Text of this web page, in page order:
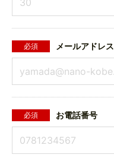
メールアドレス
必須
お電話番号
必須